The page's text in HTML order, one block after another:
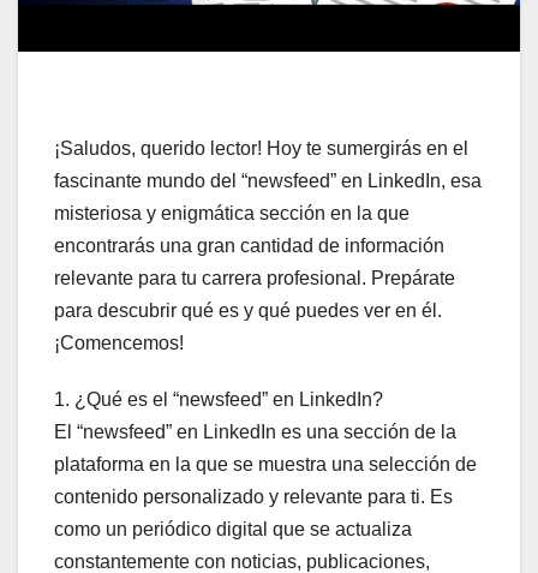
¡Saludos, querido lector! Hoy te sumergirás en el
fascinante mundo del “newsfeed” en LinkedIn, esa
misteriosa y enigmática sección en la que
encontrarás una gran cantidad de información
relevante para tu carrera profesional. Prepárate
para descubrir qué es y qué puedes ver en él.
¡Comencemos!
1. ¿Qué es el “newsfeed” en LinkedIn?
El “newsfeed” en LinkedIn es una sección de la
plataforma en la que se muestra una selección de
contenido personalizado y relevante para ti. Es
como un periódico digital que se actualiza
constantemente con noticias, publicaciones,